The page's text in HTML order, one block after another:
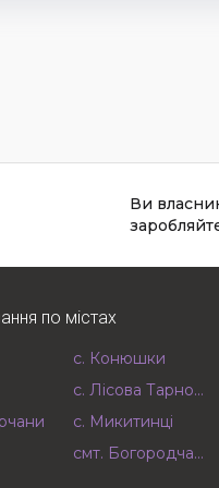
Ви
по містах
с. Конюшки
с. Лісова
с. Микитинці
смт. Богородчани